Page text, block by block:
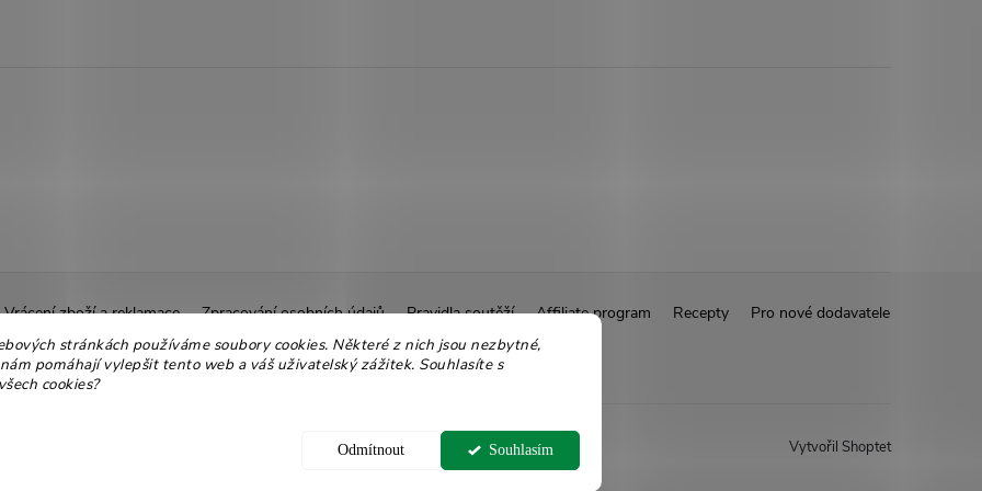
stránkách používáme soubory cookies. Některé z nich jsou nezbytné,
pomáhají vylepšit tento web a váš uživatelský zážitek. Souhlasíte s
cookies?
Odmítnout Souhlasím
Vrácení zboží a reklamace Zpracování osobních údajů Pravidla soutěží Affiliate program Recepty
Pro nové dodavatele
Ekologické balení
Moje objednávka
Vytvořil Shoptet